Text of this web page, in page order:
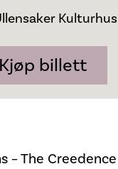
Kulturhus
Kjøp billett
– The Creedence